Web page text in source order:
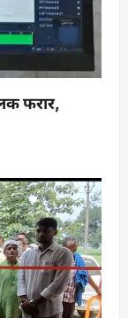
फरार,